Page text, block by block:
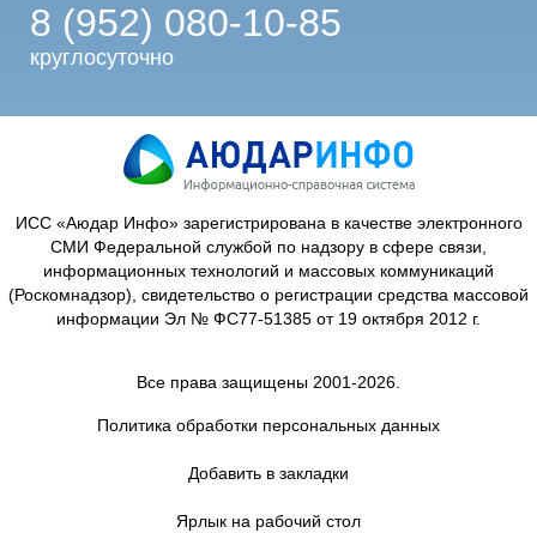
8 (952) 080-10-85
круглосуточно
ИСС «Аюдар Инфо» зарегистрирована в качестве электронного
СМИ Федеральной службой по надзору в сфере связи,
информационных технологий и массовых коммуникаций
(Роскомнадзор), свидетельство о регистрации средства массовой
информации Эл № ФС77-51385 от 19 октября 2012 г.
Все права защищены 2001-2026.
Политика обработки персональных данных
Добавить в закладки
Ярлык на рабочий стол